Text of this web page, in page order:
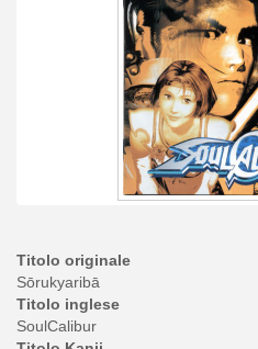
Titolo originale
Sōrukyaribā
Titolo inglese
SoulCalibur